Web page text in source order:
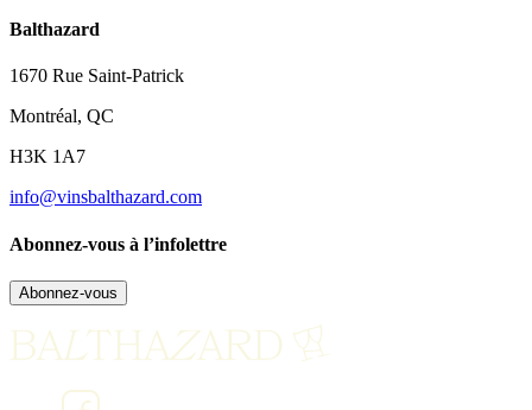
Balthazard
1670 Rue Saint-Patrick
Montréal, QC
H3K 1A7
info@vinsbalthazard.com
Abonnez-vous à l’infolettre
Abonnez-vous